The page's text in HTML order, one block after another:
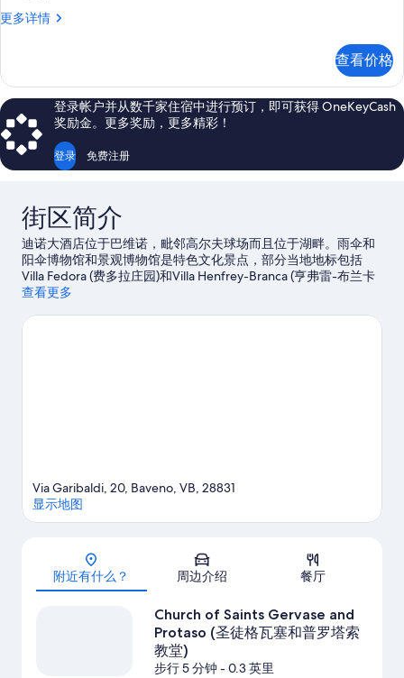
景
所
有
照
片
更多详情
经
房,
山
景
更
多
信
查看价格
登录帐户并从数千家住宿中进行预订，即可获得 OneKeyCash
奖励金。更多奖励，更多精彩！
登录 免费注册
街区简介
迪诺大酒店位于巴维诺，毗邻高尔夫球场而且位于湖畔。雨伞和
阳伞博物馆和景观博物馆是特色文化景点，部分当地地标包括
Villa Fedora (费多拉庄园)和Villa Henfrey-Branca (亨弗雷-布兰卡
庄园)。带孩子一起旅行？请考虑选择探险公园，或者到市立体育
体验该地区的各种特色。
查看更多
地图
Via Garibaldi, 20, Baveno, VB, 28831
显示地图
附近有什么？ 周边介绍 餐厅
Church of Saints Gervase and
Protaso (圣徒格瓦塞和普罗塔索
教堂)
步行 5 分钟- 0.3 英里